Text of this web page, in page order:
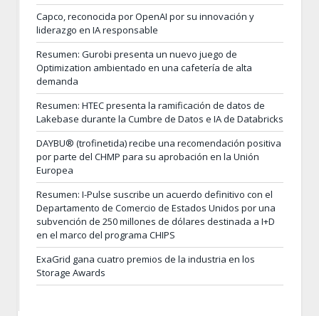
Capco, reconocida por OpenAI por su innovación y
liderazgo en IA responsable
Resumen: Gurobi presenta un nuevo juego de
Optimization ambientado en una cafetería de alta
demanda
Resumen: HTEC presenta la ramificación de datos de
Lakebase durante la Cumbre de Datos e IA de Databricks
DAYBU® (trofinetida) recibe una recomendación positiva
por parte del CHMP para su aprobación en la Unión
Europea
Resumen: I-Pulse suscribe un acuerdo definitivo con el
Departamento de Comercio de Estados Unidos por una
subvención de 250 millones de dólares destinada a I+D
en el marco del programa CHIPS
ExaGrid gana cuatro premios de la industria en los
Storage Awards